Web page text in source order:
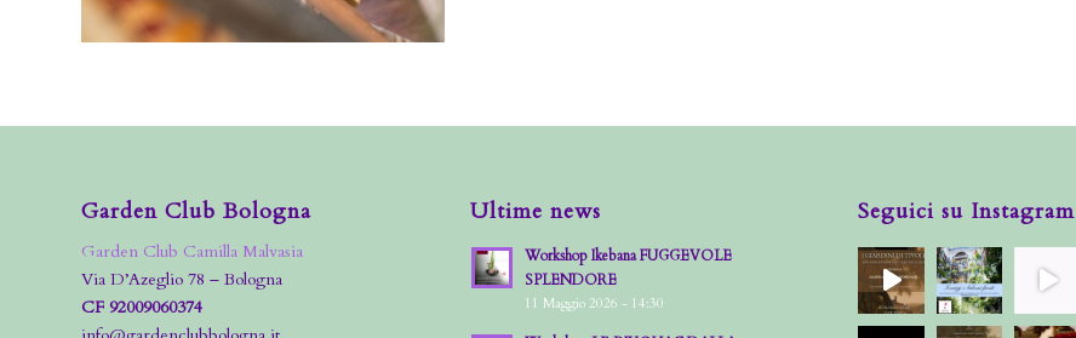
Garden Club Bologna
Garden Club Camilla Malvasia
Via D’Azeglio 78 – Bologna
CF 92009060374
Ultime news
Workshop Ikebana FUGGEVOLE
SPLENDORE
11 Maggio 2026 - 14:30
Seguici su Instagram